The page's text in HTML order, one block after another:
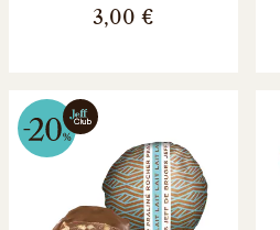
3,00 €